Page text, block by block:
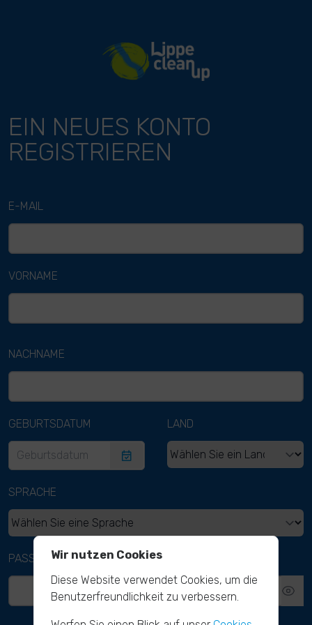
River Cleanup
EIN NEUES KONTO
REGISTRIEREN
E-MAIL
VORNAME
NACHNAME
GEBURTSDATUM LAND
SPRACHE
PASSWORTWir nutzen Cookies
Diese Website verwendet Cookies, um die
Benutzerfreundlichkeit zu verbessern.